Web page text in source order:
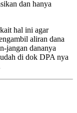
dan hanya
hal ini agar
aliran dana
jangan dananya
di dok DPA nya